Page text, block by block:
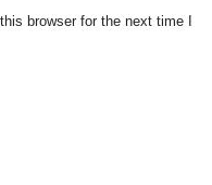
browser for the next time I